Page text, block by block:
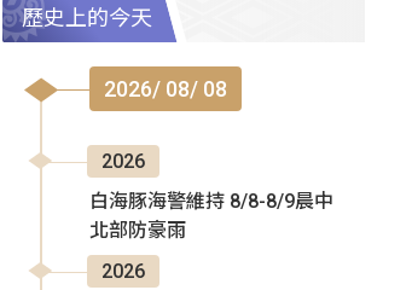
歷史上的今天
2026/ 08/ 08
2026
白海豚海警維持 8/8-8/9晨中
北部防豪雨
2026